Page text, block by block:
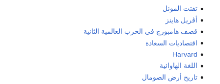
تفتت الموئل
أڤريل هاينز
قصف هامبورج في الحرب العالمية الثانية
اقتصاديات السعادة
Harvard
اللغة الهاوائية
تاريخ أرض الصومال